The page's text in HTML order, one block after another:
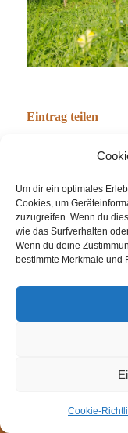
Um dir ein optimales
Cookies, um
zuzugreifen. Wenn du
wie das Surfverhalten
Wenn du deine
bestimmte Merkmale und
Cookie-
Eintrag teilen
© Weingut Thomas
HOME AKTUELLES